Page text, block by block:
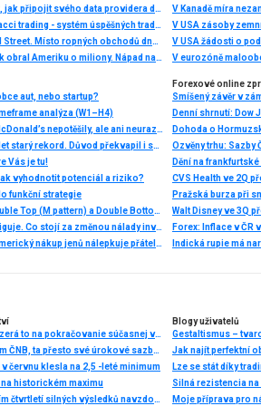
Historická data, kde je získat, jak připojit svého data providera do MultiCharts a proč je budeme potřebovat? (4. díl)
Jak obchodují profíci: Fibonacci trading - systém úspěšných traderů
Burza v LA chtěla sesadit Wall Street. Místo ropných obchodů dnes místem duní basy
Ošidil hosty v restauraci a pak obral Ameriku o miliony. Nápad na obří podvod dostal Ponzi náhodou
V Kanadě míra
V USA zásoby
V USA žádosti o
V eurozóně
aut, nebo startup?
analýza (W1–H4)
Akciová analýza: Výsledky McDonald’s nepotěšily, ale ani neurazily. Jakou vizi společnost prezentovala?
Akcie Microsoftu zlomily 26 let starý rekord. Důvod překvapil i samotné investory
Vás je tu!
vyhodnotit potenciál a riziko?
funkční strategie
Jak obchodovat formace Double Top (M pattern) a Double Bottom (W pattern)
NASDAQ po silném růstu koriguje. Co stojí za změnou nálady investorů?
INVESTIČNÍ GLOSA: Trump americký nákup jenů nálepkuje přátelstvím. Pravda je jinde
Forexové online
Smíšený závěr v
Dohoda o
Pražská burza při
Centrálne banky reagujú – vyzerá to na pokračovanie súčasnej vlny globálneho uvoľňovania
Inflace v ČR zůstává pod cílem ČNB, ta přesto své úrokové sazby snižovat nebude. Obává se inflačních tlaků ve službách a obecněji v jádrových položkách
červnu klesla na 2,5 -leté minimum
historickém maximu
Skupina MOL dosáhla v prvním čtvrtletí silných výsledků navzdory náročnému geopolitickému prostředí a krizím v dodávkách energií
Blogy uživatelů
Gestaltismus –
Jak najít perfektní
Lze se stát díky
Moje příprava pro